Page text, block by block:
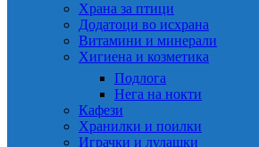
Храна за птици
Додатоци во исхрана
Витамини и минерали
Хигиена и козметика
Подлога
Нега на нокти
Кафези
Хранилки и поилки
Играчки и лулашки